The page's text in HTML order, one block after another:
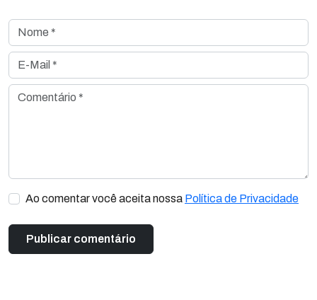
Nome *
E-Mail *
Comentário *
Ao comentar você aceita nossa Política de Privacidade